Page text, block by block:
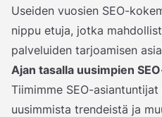
Useiden vuosien SEO-
nippu etuja, jotka
palveluiden tarjoamisen
Ajan tasalla uusimpien
Tiimimme SEO-
uusimmista trendeistä ja